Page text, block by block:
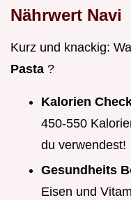
Nährwert Navi
Kurz und knackig:
Pasta ?
Kalorien
450-550
du verwendest!
Gesundheits
Eisen und